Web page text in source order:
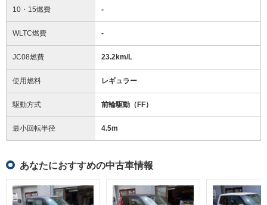
10・15燃費 -
WLTC燃費 -
JC08燃費 23.2km/L
使用燃料 レギュラー
駆動方式 前輪駆動（FF）
最小回転半径 4.5m
あなたにおすすめの中古車情報